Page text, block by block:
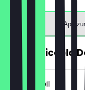
App
GRATIS Piccolo
~€ 7 Vorteil